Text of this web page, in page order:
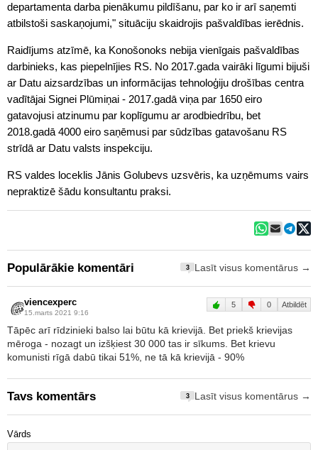
departamenta darba pienākumu pildīšanu, par ko ir arī saņemti
atbilstoši saskaņojumi," situāciju skaidrojis pašvaldības ierēdnis.
Raidījums atzīmē, ka Konošonoks nebija vienīgais pašvaldības
darbinieks, kas piepelnījies RS. No 2017.gada vairāki līgumi bijuši
ar Datu aizsardzības un informācijas tehnoloģiju drošības centra
vadītājai Signei Plūmiņai - 2017.gadā viņa par 1650 eiro
gatavojusi atzinumu par koplīgumu ar arodbiedrību, bet
2018.gadā 4000 eiro saņēmusi par sūdzības gatavošanu RS
strīdā ar Datu valsts inspekciju.
RS valdes loceklis Jānis Golubevs uzsvēris, ka uzņēmums vairs
nepraktizē šādu konsultantu praksi.
Populārākie komentāri 3 Lasīt visus komentārus →
viencexperc
15.marts 2021 9:16
5 0 Atbildēt
Tāpēc arī rīdzinieki balso lai būtu kā krievijā. Bet priekš krievijas
mēroga - nozagt un izšķiest 30 000 tas ir sīkums. Bet krievu
komunisti rīgā dabū tikai 51%, ne tā kā krievijā - 90%
Tavs komentārs 3 Lasīt visus komentārus →
Vārds